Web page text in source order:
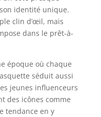
identité unique.
clin d’œil, mais
dans le prêt-à-
époque où chaque
séduit aussi
jeunes influenceurs
des icônes comme
tendance en y